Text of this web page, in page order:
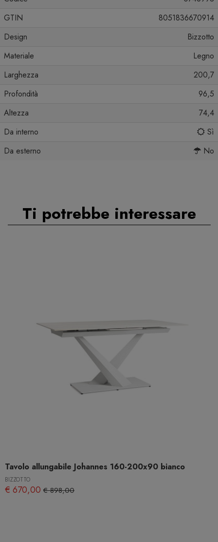
GTIN
8051836670914
Design
Bizzotto
Materiale
Legno
Larghezza
200,7
Profondità
96,5
Altezza
74,4
Da interno
Sì
Da esterno
No
Ti potrebbe interessare
Tavolo allungabile Johannes 160-200x90 bianco
BIZZOTTO
€ 670,00 € 898,00